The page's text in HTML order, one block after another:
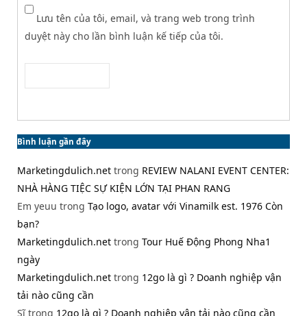
Lưu tên của tôi, email, và trang web trong trình
duyệt này cho lần bình luận kế tiếp của tôi.
Bình luận gần đây
Marketingdulich.net trong REVIEW NALANI EVENT CENTER:
NHÀ HÀNG TIỆC SỰ KIỆN LỚN TẠI PHAN RANG
Em yeuu trong Tạo logo, avatar với Vinamilk est. 1976 Còn
bạn?
Marketingdulich.net trong Tour Huế Động Phong Nha1
ngày
Marketingdulich.net trong 12go là gì ? Doanh nghiệp vận
tải nào cũng cần
Sĩtrong 12go là gì ? Doanh nghiệp vận tải nào cũng cần